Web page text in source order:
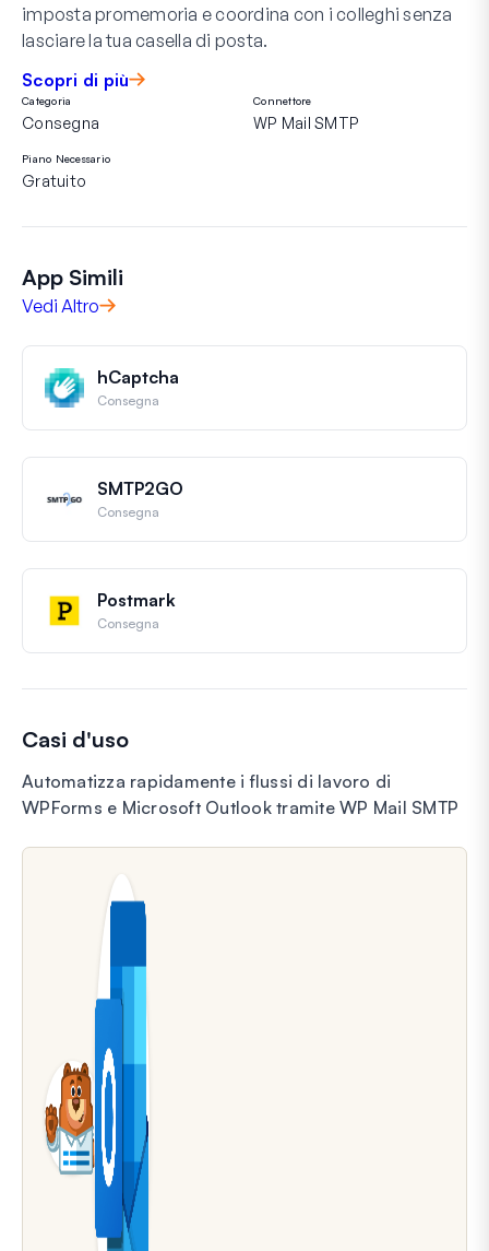
imposta promemoria e coordina con i colleghi senza
lasciare la tua casella di posta.
Scopri di più
Categoria
Consegna
Connettore
WP Mail SMTP
Piano Necessario
Gratuito
App Simili
Vedi Altro
hCaptcha
Consegna
SMTP2GO
Consegna
Postmark
Consegna
Casi d'uso
Automatizza rapidamente i flussi di lavoro di
WPForms e Microsoft Outlook tramite WP Mail SMTP